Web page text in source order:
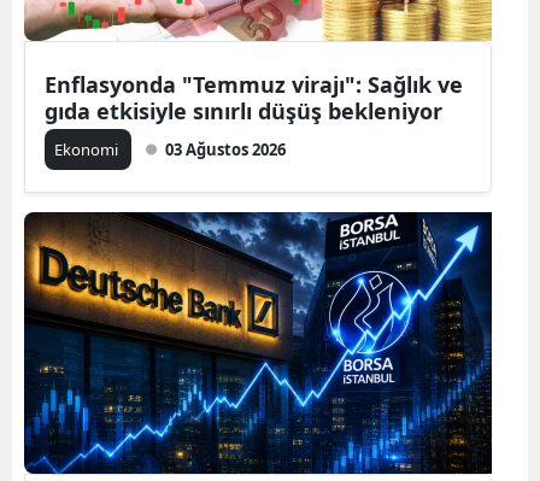
Enflasyonda "Temmuz virajı": Sağlık ve
gıda etkisiyle sınırlı düşüş bekleniyor
Ekonomi 03 Ağustos 2026